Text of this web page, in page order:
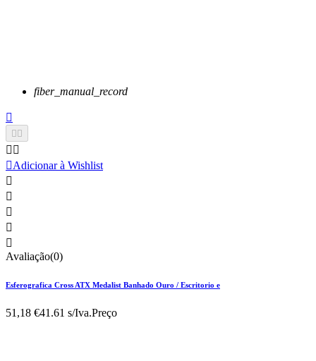
fiber_manual_record

 
 
Adicionar à Wishlist





Avaliação(0)
Esferografica Cross ATX Medalist Banhado Ouro / Escritorio e
51,18 €41.61 s/Iva.Preço